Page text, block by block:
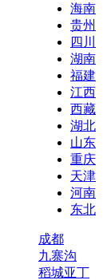
海南
贵州
四川
湖南
福建
江西
西藏
湖北
山东
重庆
天津
河南
东北
成都
九寨沟
稻城亚丁